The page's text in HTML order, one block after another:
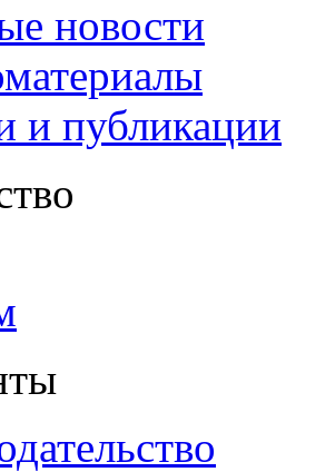
новости
и публикации